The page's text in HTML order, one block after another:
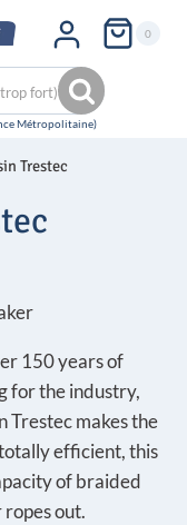
0
Recherche
Trestec
150 years of
for the industry,
Trestec makes the
efficient, this
of braided
ropes out.